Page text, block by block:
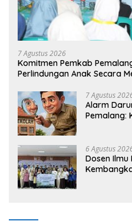
7 Agustus 2026
Komitmen Pemkab
Perlindungan Anak Secara
7 Agustus
Alarm
Pemalang:
6 Agustus
Dosen Ilmu